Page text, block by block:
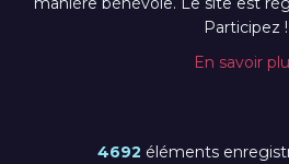
Participez !
En savoir
4692 éléments